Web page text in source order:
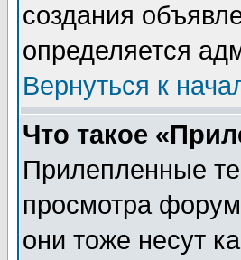
создания
определяется
Вернуться к
Что такое
Прилепленные
просмотра
они тоже несут